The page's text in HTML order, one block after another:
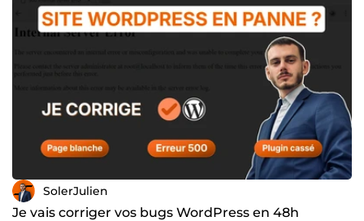
SolerJulien
Je vais corriger vos bugs WordPress en 48h